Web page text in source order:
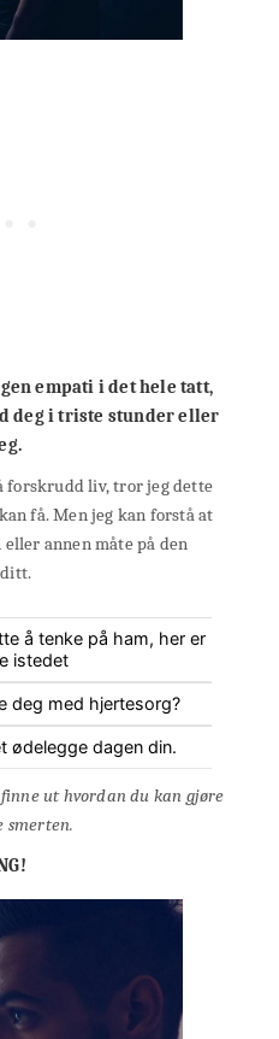
empati i det hele tatt,
deg i triste stunder eller
forskrudd liv, tror jeg dette
få. Men jeg kan forstå at
eller annen måte på den
å tenke på ham, her er
istedet
deg med hjertesorg?
ødelegge dagen din.
ut hvordan du kan gjøre